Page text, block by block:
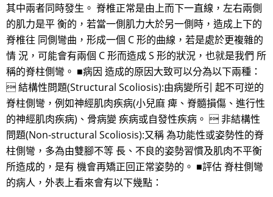
其中兩者同時發生。 脊椎正常是由上而下一直線，左右兩側
的肌力是平 衡的，若當一側肌力大於另一側時，造成上下的
脊椎往 同側彎曲，形成一個 C 形的曲線，若是處於更複雜的
情 況，可能會有兩個 C 形而造成 S 形的狀況，也就是我們 所
稱的脊柱側彎。 ■病因 造成的原因大致可以分為以下兩種：
 結構性問題(Structural Scoliosis):由病變所引 起不可逆的
脊柱側彎，例如神經肌肉疾病(小兒麻 痺、脊髓損傷、進行性
的神經肌肉疾病)、骨病變 疾病或自發性疾病。  非結構性
問題(Non-structural Scoliosis):又稱 為功能性或姿勢性的脊
柱側彎，多為由雙腳不等 長、不良的姿勢習慣及肌肉不平衡
所造成的，是有 機會再矯正回正常姿勢的。 ■評估 脊柱側彎
的病人，外表上看來會有以下幾點：